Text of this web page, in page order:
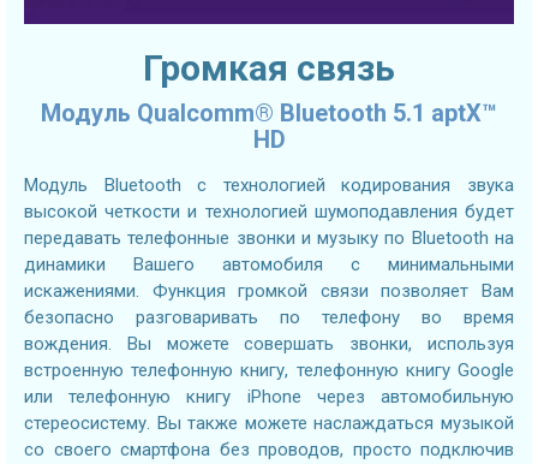
Громкая связь
Модуль Qualcomm® Bluetooth 5.1 aptX™
HD
Модуль Bluetooth с технологией кодирования звука
высокой четкости и технологией шумоподавления будет
передавать телефонные звонки и музыку по Bluetooth на
динамики Вашего автомобиля с минимальными
искажениями. Функция громкой связи позволяет Вам
безопасно разговаривать по телефону во время
вождения. Вы можете совершать звонки, используя
встроенную телефонную книгу, телефонную книгу Google
или телефонную книгу iPhone через автомобильную
стереосистему. Вы также можете наслаждаться музыкой
со своего смартфона без проводов, просто подключив